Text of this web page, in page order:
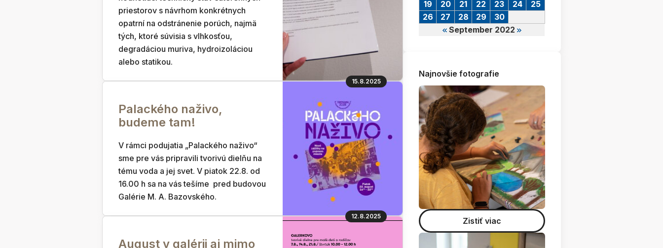
priestorov s návrhom konkrétnych
opatrní na odstránenie porúch, najmä
tých, ktoré súvisia s vlhkosťou,
degradáciou muriva, hydroizoláciou
alebo statikou.
15.8.2025
Palackého naživo,
budeme tam!
V rámci podujatia „Palackého naživo“
sme pre vás pripravili tvorivú dielňu na
tému voda a jej svet. V piatok 22.8. od
16.00 h sa na vás tešíme pred budovou
Galérie M. A. Bazovského.
12.8.2025
August v galérii aj mimo
September 2022
19
20 21 22 23 24
25
26
27 28 29 30
Najnovšie fotografie
Zistiť viac